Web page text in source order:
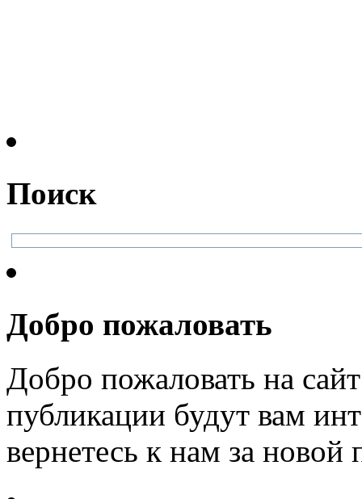
Поиск
Добро пожаловать
Добро пожаловать на
публикации будут вам
вернетесь к нам за